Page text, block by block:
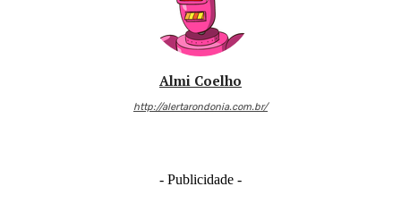
Almi Coelho
http://alertarondonia.com.br/
- Publicidade -